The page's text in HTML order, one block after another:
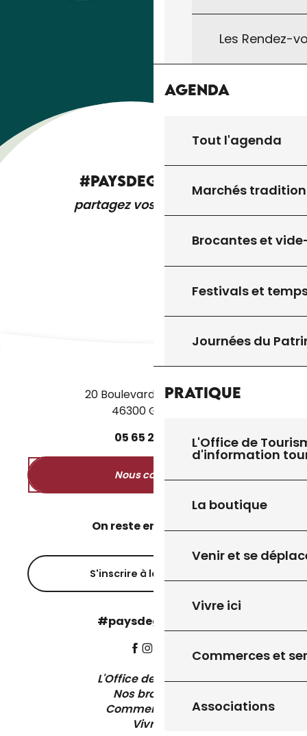
Les Rendez-
Agenda
Tout l'agenda
Marchés
Brocantes et
Festivals et
Journées du
Pratique
L'Office de
d'information
La boutique
Venir et se
Vivre ici
Commerces et
Associations
#PAYSDEGOURDON
partagez vos expériences
20 Boulevard des Martyrs
46300 Gourdon
05 65 27 50
Nous contacter
On reste en contact ?
S'inscrire à la newsletter
#paysdegourdon !
L'Office de Tourisme
Nos brochures
Comment venir ?
Vivre ici